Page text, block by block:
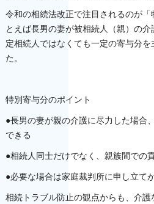
令和の相続法改正で注目されるのが
とえば長男の妻が被相続人（親）の
定相続人ではなくても一定の寄与分
た。
特別寄与分のポイント
●長男の妻が親の介護に尽力した場合
できる
●相続人同士だけでなく、親族間での
●必要な場合は家庭裁判所に申し立て
相続トラブル防止の観点からも、介